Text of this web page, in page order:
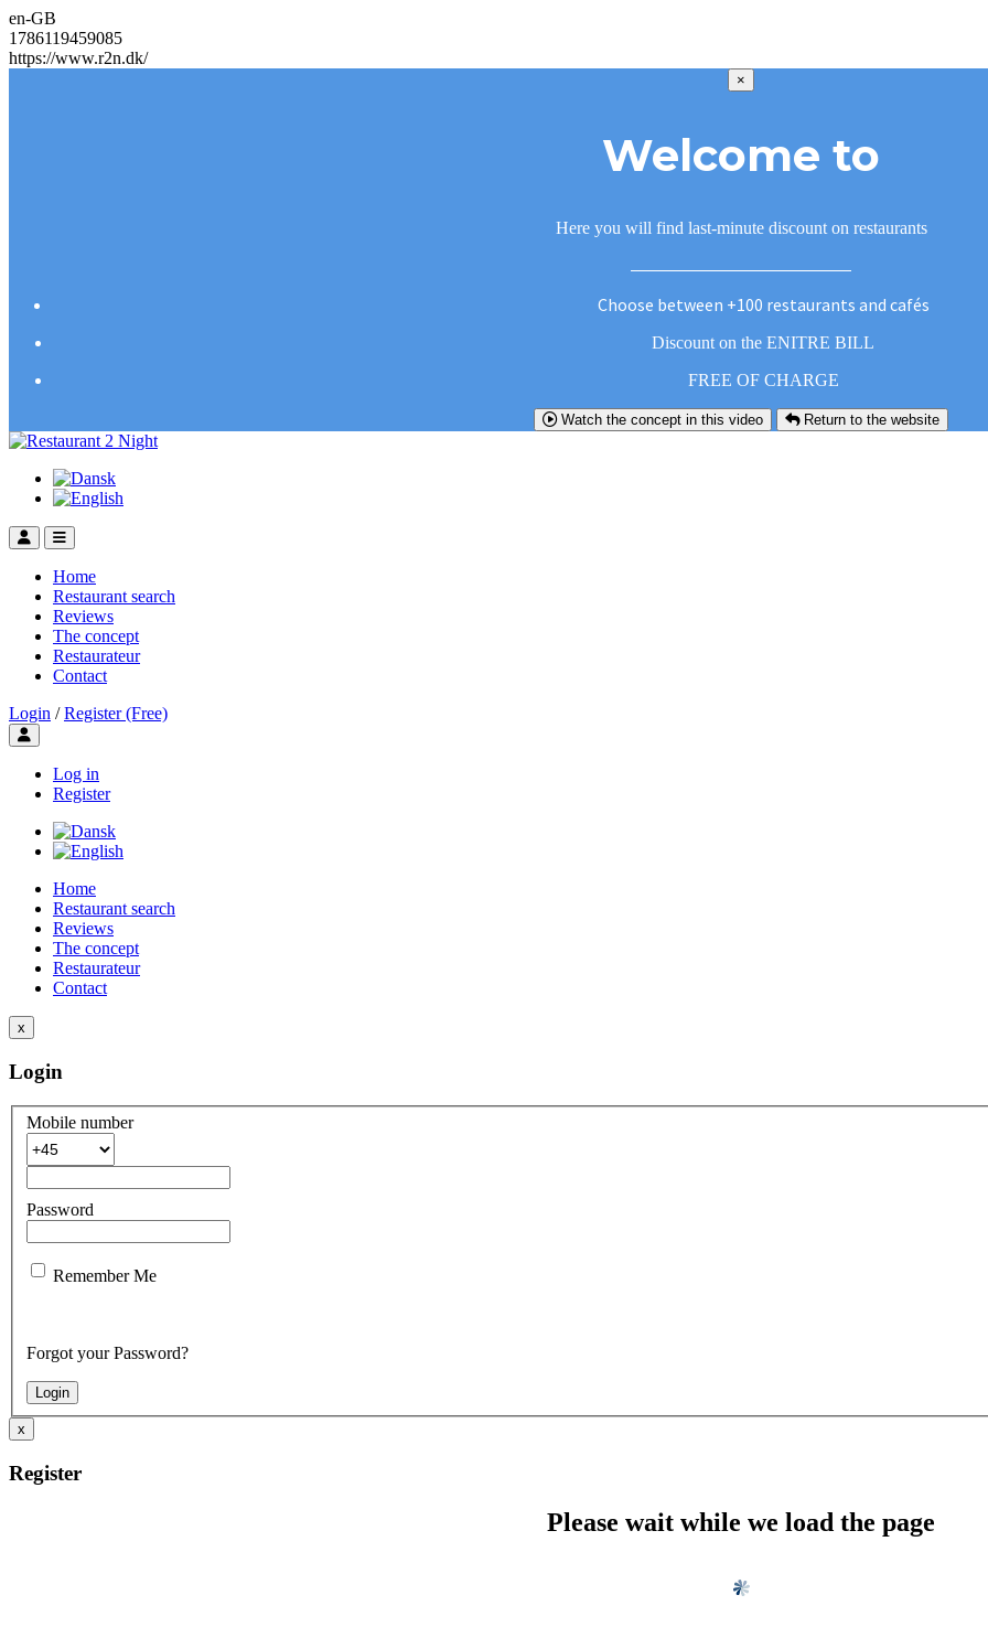
en-GB
1786119459085
https://www.r2n.dk/
×
Welcome to
Here you will find last-minute discount on restaurants
Choose between +100 restaurants and cafés
Discount on the ENITRE BILL
FREE OF CHARGE
Watch the concept in this video Return to the website
Home
Restaurant search
Reviews
The concept
Restaurateur
Contact
Login / Register (Free)
Toggle user menu
Log in
Register
Home
Restaurant search
Reviews
The concept
Restaurateur
Contact
x
Login
Mobile number
Password
Remember Me
Forgot your Password?
x
Register
Please wait while we load the page